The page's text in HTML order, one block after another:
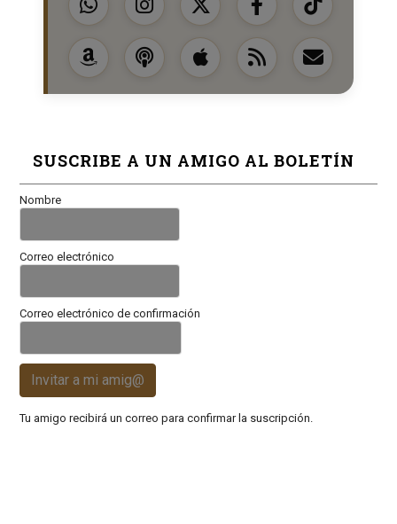
SUSCRIBE A UN AMIGO AL BOLETÍN
Nombre
Correo electrónico
Correo electrónico de confirmación
Invitar a mi amig@
Tu amigo recibirá un correo para confirmar la suscripción.